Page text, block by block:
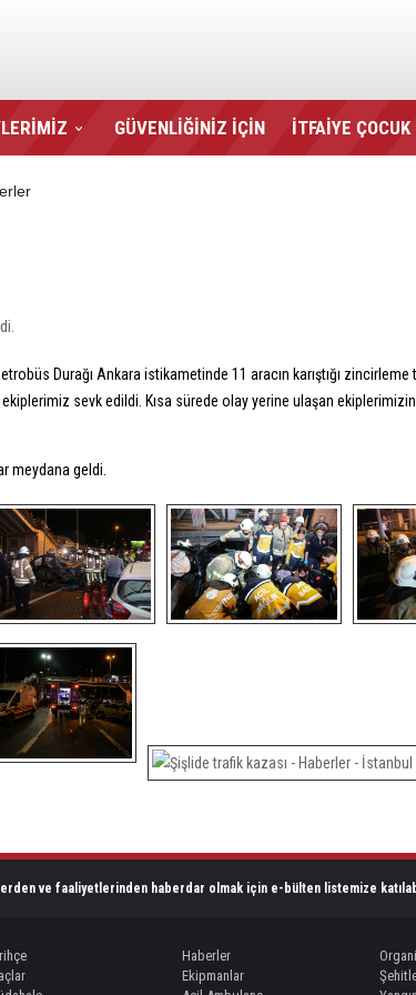
GÜVENLİĞİNİZ İÇİN İTFAİYE ÇOCUK
Durağı Ankara istikametinde 11 aracın karıştığı
sevk edildi. Kısa sürede olay yerine ulaşan
meydana geldi.
ve faaliyetlerinden haberdar olmak için e-bülten listemize
Haberler
Ekipmanlar